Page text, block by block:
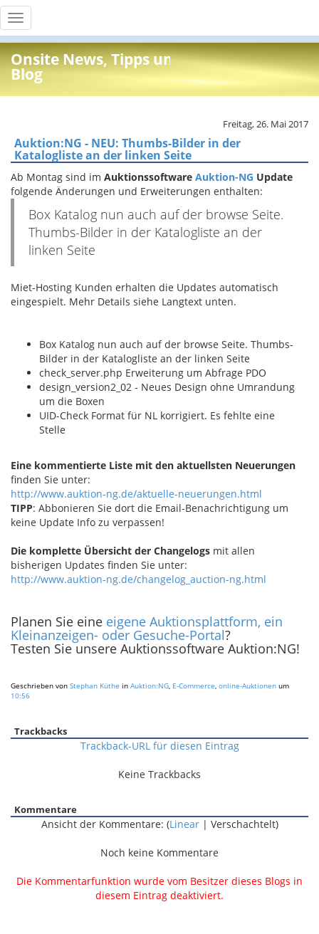
Toggle
navigation
Onsite News, Tipps und Info
Blog
Freitag, 26. Mai 2017
Auktion:NG - NEU: Thumbs-Bilder in der
Katalogliste an der linken Seite
Ab Montag sind im Auktionssoftware Auktion-NG Update
folgende Änderungen und Erweiterungen enthalten:
Box Katalog nun auch auf der browse Seite.
Thumbs-Bilder in der Katalogliste an der
linken Seite
Miet-Hosting Kunden erhalten die Updates automatisch
eingespielt. Mehr Details siehe Langtext unten.
Box Katalog nun auch auf der browse Seite. Thumbs-
Bilder in der Katalogliste an der linken Seite
check_server.php Erweiterung um Abfrage PDO
design_version2_02 - Neues Design ohne Umrandung
um die Boxen
UID-Check Format für NL korrigiert. Es fehlte eine
Stelle
Eine kommentierte Liste mit den aktuellsten Neuerungen
finden Sie unter:
http://www.auktion-ng.de/aktuelle-neuerungen.html
TIPP: Abbonieren Sie dort die Email-Benachrichtigung um
keine Update Info zu verpassen!
Die komplette Übersicht der Changelogs mit allen
bisherigen Updates finden Sie unter:
http://www.auktion-ng.de/changelog_auction-ng.html
Planen Sie eine eigene Auktionsplattform, ein
Kleinanzeigen- oder Gesuche-Portal?
Testen Sie unsere Auktionssoftware Auktion:NG!
Geschrieben von Stephan Küthe in Auktion:NG, E-Commerce, online-Auktionen um
10:56
Trackbacks
Trackback-URL für diesen Eintrag
Keine Trackbacks
Kommentare
Ansicht der Kommentare: (Linear| Verschachtelt)
Noch keine Kommentare
Die Kommentarfunktion wurde vom Besitzer dieses Blogs in
diesem Eintrag deaktiviert.